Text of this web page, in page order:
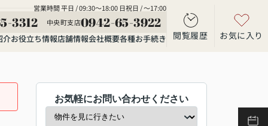
営業時間 平日 / 09:30～18:00 日祝日 / ～17:00
3312 中央町支店0942-65-3922
介お役立ち情報店舗情報会社概要各種お手続き 閲覧履歴 お気に入り
お気軽にお問い合わせください